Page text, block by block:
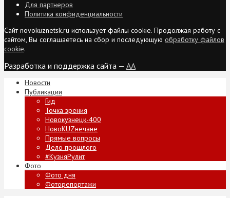
Для партнеров
Политика конфиденциальности
Сайт novokuznetsk.ru использует файлы cookie. Продолжая работу с
сайтом, Вы соглашаетесь на сбор и последующую обработку файлов
cookie.
Разработка и поддержка сайта — AA
Новости
Публикации
Гид
Точка зрения
Новокузнецк-400
НовоKUZнечане
Прямые вопросы
Дело прошлого
#КузняРулит
Фото
Фото дня
Фоторепортажи